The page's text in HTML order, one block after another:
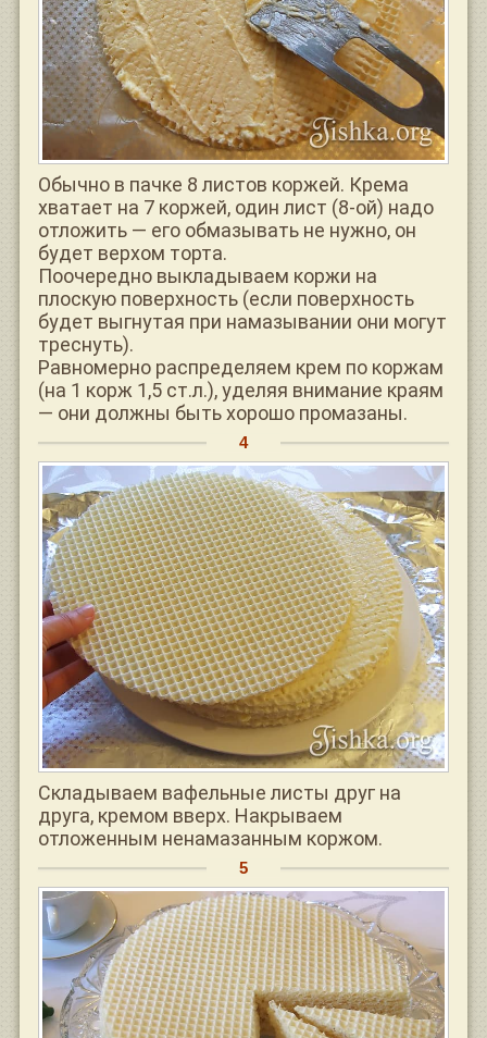
Обычно в пачке 8 листов коржей. Крема
хватает на 7 коржей, один лист (8-ой) надо
отложить — его обмазывать не нужно, он
будет верхом торта.
Поочередно выкладываем коржи на
плоскую поверхность (если поверхность
будет выгнутая при намазывании они могут
треснуть).
Равномерно распределяем крем по коржам
(на 1 корж 1,5 ст.л.), уделяя внимание краям
— они должны быть хорошо промазаны.
Складываем вафельные листы друг на
друга, кремом вверх. Накрываем
отложенным ненамазанным коржом.